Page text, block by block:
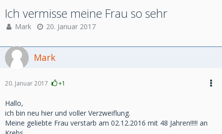
Ich vermisse meine Frau so sehr
Mark 20. Januar 2017
Mark
20. Januar 2017 +1
Hallo,
ich bin neu hier und voller Verzweiflung.
Meine geliebte Frau verstarb am 02.12.2016 mit 48 Jahren!!!!! an